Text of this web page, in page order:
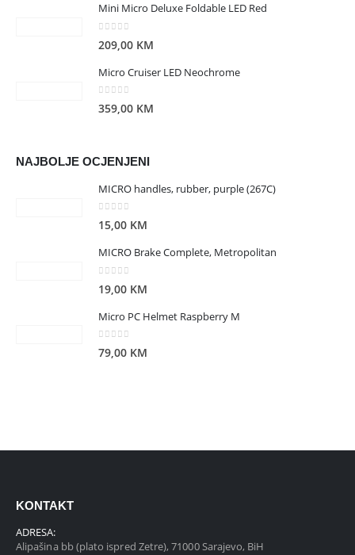
Mini Micro Deluxe Foldable LED Red
209,00 KM
Micro Cruiser LED Neochrome
0out of 5
359,00 KM
NAJBOLJE OCJENJENI
MICRO handles, rubber, purple (267C)
0 out of 5
15,00 KM
MICRO Brake Complete, Metropolitan
19,00 KM
Micro PC Helmet Raspberry M
0out of 5
79,00 KM
KONTAKT
ADRESA:
Alipašina bb (plato ispred Zetre), 71000 Sarajevo, BiH